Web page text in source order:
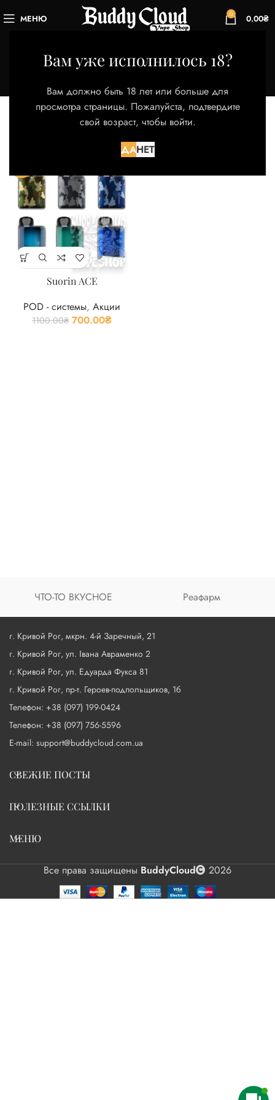
Вам уже исполнилось 18?
Вам должно быть 18 лет или больше для
просмотра страницы. Пожалуйста, подтвердите
свой возраст, чтобы войти.
ДАНЕТ
МЕНЮ 0 0.00₴
Suorin ace
Категории
Товары с меткой “Suorin ace”
Отображение единственного товара
Suorin ACE
POD - системы, Акции
1100.00₴ 700.00₴
ЧТО-ТО ВКУСНОЕ Реафарм
г. Кривой Рог, мкрн. 4-й Заречный, 21
г. Кривой Рог, ул. Івана Авраменко 2
г. Кривой Рог, ул. Едуарда Фукса 81
г. Кривой Рог, пр-т. Героев-подпольщиков, 1б
Телефон: +38 (097) 199-0424
Телефон: +38 (097) 756-5596
E-mail: support@buddycloud.com.ua
СВЕЖИЕ ПОСТЫ
ПОЛЕЗНЫЕ ССЫЛКИ
МЕНЮ
Все права защищены BuddyCloud 2026